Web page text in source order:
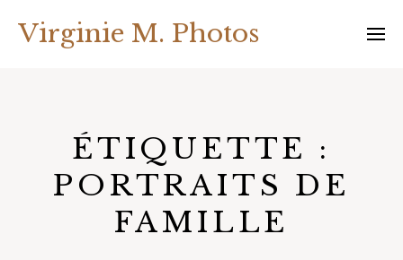
Virginie M. Photos
ÉTIQUETTE :
PORTRAITS DE
FAMILLE